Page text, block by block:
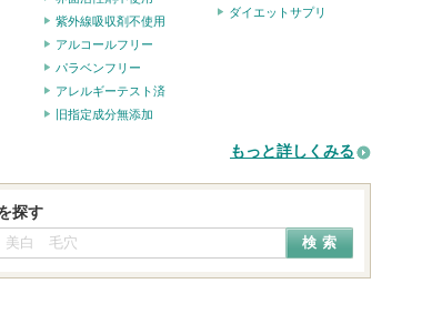
紫外線吸収剤不使用
アルコールフリー
パラベンフリー
アレルギーテスト済
旧指定成分無添加
ダイエットサプリ
もっと詳しくみる
探す